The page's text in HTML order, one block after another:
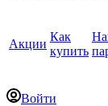
Акции
Как
купить
Войти